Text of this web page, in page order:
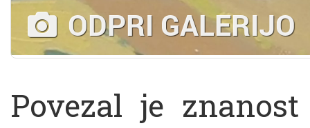
ODPRI GALERIJO
Povezal je